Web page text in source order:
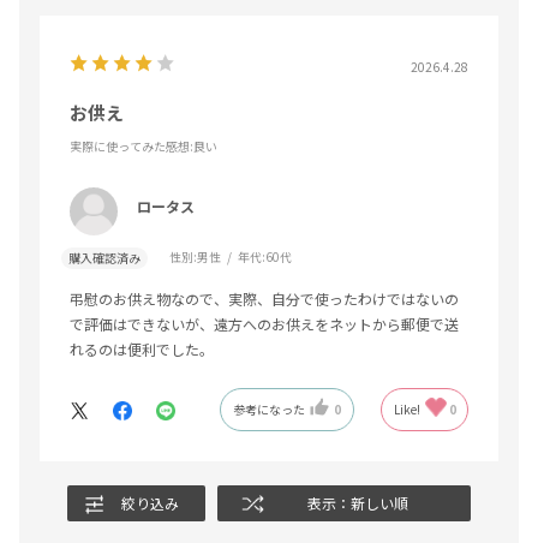
2026.4.28
お供え
実際に使ってみた感想:良い
ロータス
購入確認済み 性別:男性 年代:60代
弔慰のお供え物なので、実際、自分で使ったわけではないの
で評価はできないが、遠方へのお供えをネットから郵便で送
れるのは便利でした。
参考になった 0 Like! 0
絞り込み 表示：新しい順